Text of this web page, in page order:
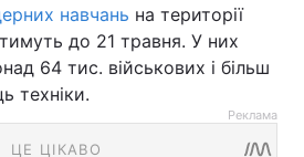
навчань на території
до 21 травня. У них
64 тис. військових і більш
техніки.
Реклама